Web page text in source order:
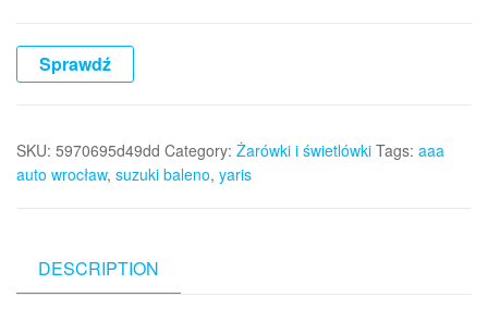
Sprawdź
SKU: 5970695d49dd Category: Żarówki i świetlówki Tags: aaa
auto wrocław, suzuki baleno, yaris
DESCRIPTION